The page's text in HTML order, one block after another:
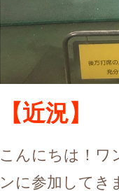
【近況】
こんにちは！ワ
ンに参加してき